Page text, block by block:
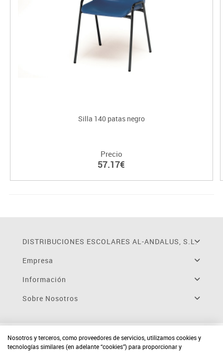
Silla 140 patas negro
Precio
57.17€
DISTRIBUCIONES ESCOLARES AL-ANDALUS, S.L.
Empresa
Información
Sobre Nosotros
Nosotros y terceros, como proveedores de servicios, utilizamos cookies y
tecnologías similares (en adelante “cookies”) para proporcionar y